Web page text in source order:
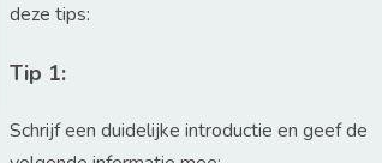
deze tips:
Tip 1:
Schrijf een duidelijke introductie en geef de